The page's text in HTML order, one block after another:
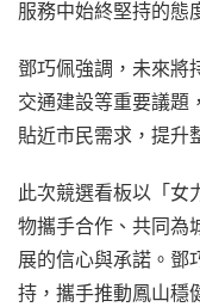
服務中始終堅持的態
鄧巧佩強調，未來將
交通建設等重要議題
貼近市民需求，提升
此次競選看板以「女
物攜手合作、共同為
展的信心與承諾。鄧
持，攜手推動鳳山穩